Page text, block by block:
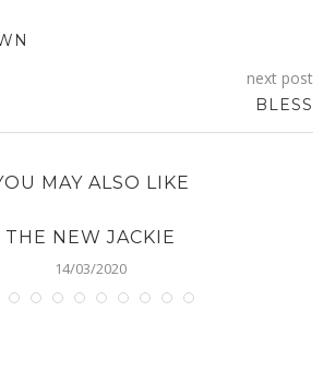
next post
BLESS
MAY ALSO LIKE
THE NEW JACKIE
14/03/2020